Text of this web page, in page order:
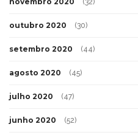
(32)
outubro 2020 (30)
setembro 2020 (44)
agosto 2020 (45)
julho 2020 (47)
junho 2020 (52)